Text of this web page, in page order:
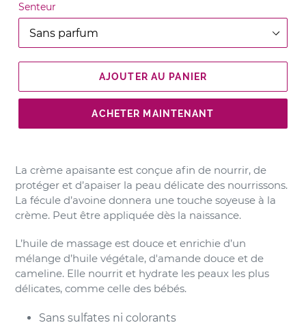
Senteur
AJOUTER AU PANIER
ACHETER MAINTENANT
La crème apaisante est conçue afin de nourrir, de
protéger et d’apaiser la peau délicate des nourrissons.
La fécule d’avoine donnera une touche soyeuse à la
crème. Peut être appliquée dès la naissance.
L’huile de massage est douce et enrichie d’un
mélange d’huile végétale, d'amande douce et de
cameline. Elle nourrit et hydrate les peaux les plus
délicates, comme celle des bébés.
Sans sulfates ni colorants